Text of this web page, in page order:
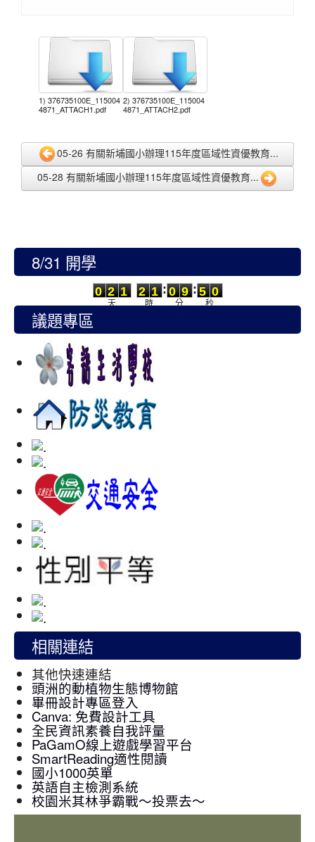
1) 376735100E_115004
4871_ATTACH1.pdf
2) 376735100E_115004
4871_ATTACH2.pdf
05-26 有關新埔國小辦理115年度區域性資優教育...
05-28 有關新埔國小辦理115年度區域性資優教育...
8/31 開學
0
0
2
2
1
1
天
2
2
1
1
時
:
0
0
9
9
分
:
5
5
0
0
秒
議題專區
相關連結
其他快速連結
頭洲的動植物生態博物館
畢冊設計專區登入
Canva: 免費設計工具
全民資訊素養自我評量
PaGamO線上遊戲學習平台
SmartReading適性閱讀
國小1000英單
英語自主檢測系統
校園米其林爭霸戰～投票去～